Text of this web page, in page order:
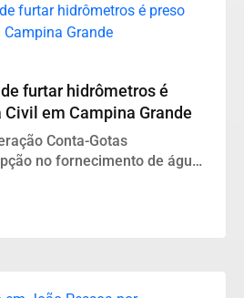
furtar hidrômetros é
em Campina Grande
Conta-Gotas
no fornecimento de água
procurados pela Justiça